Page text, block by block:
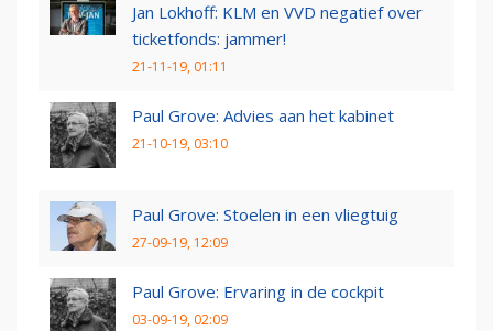
Jan Lokhoff: KLM en VVD negatief over
ticketfonds: jammer!
21-11-19, 01:11
Paul Grove: Advies aan het kabinet
21-10-19, 03:10
Paul Grove: Stoelen in een vliegtuig
27-09-19, 12:09
Paul Grove: Ervaring in de cockpit
03-09-19, 02:09